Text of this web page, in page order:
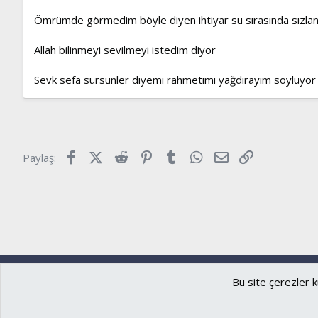
Ömrümde görmedim böyle diyen ihtiyar su sırasında
Allah bilinmeyi sevilmeyi istedim diyor
Sevk sefa sürsünler diyemi rahmetimi yağdırayım söylüyor
Paylaş: FacebookX (Twitter)
Reddit PinterestTumblrWhatsApp
E-posta
Bu site çerezler